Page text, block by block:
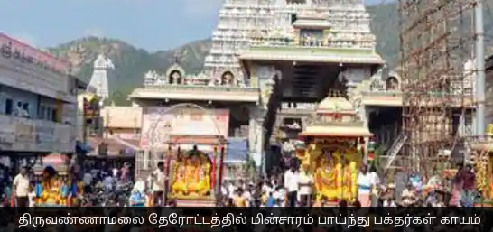
திருவண்ணாமலை தேரோட்டத்தில் மின்சாரம் பாய்ந்து பக்தர்கள் காயம்
அண்ணாமலையார் கோயிலில்
திருத்தேரோட்டம் நடைபெற்றது.
திருவண்ணாமலையில்கார்த்திகை தீபம்
விழாவின் 7ம் நாளான இன்று பஞ்ச ரதங்களின்
அதன்படி முதலில் விநாயகர் தேர் பக்தர்களால்
2வது வள்ளி-தெய்வானையுடனான
இந்த திரு தேரோட்டத்தில் பங்கேற்று சாமி
லட்சக்கணக்கான பக்தர்கள் இன்று
பக்தர்கள் கூட்டம் அலைமோதும் என்னும்